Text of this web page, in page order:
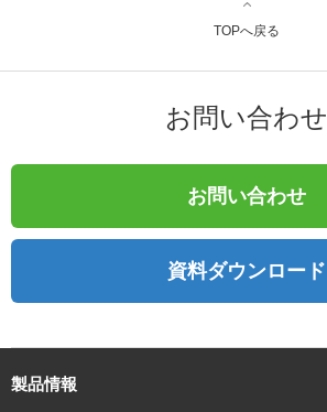
TOPへ戻る
お問い合わせ
お問い合わせ
資料ダウンロード
製品情報